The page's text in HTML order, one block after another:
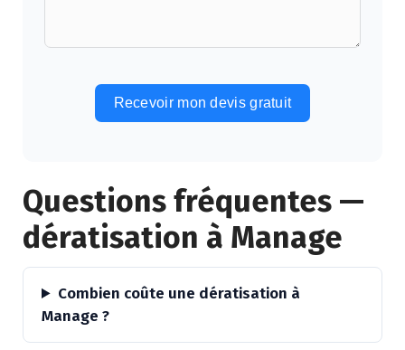
Recevoir mon devis gratuit
Questions fréquentes —
dératisation à Manage
Combien coûte une dératisation à
Manage ?